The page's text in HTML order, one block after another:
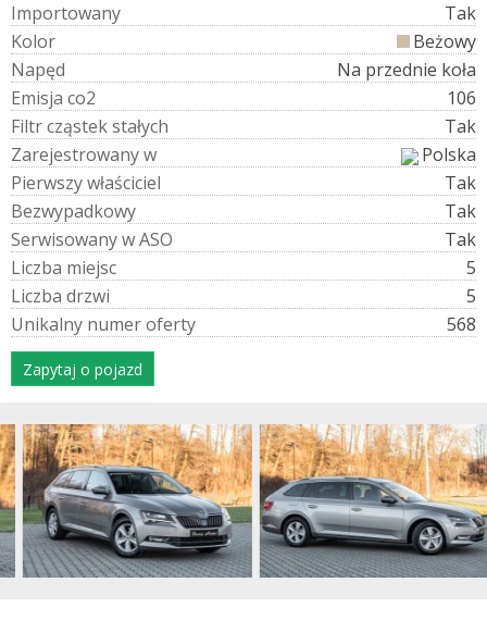
Importowany
Tak
Kolor
Beżowy
Napęd
Na przednie koła
Emisja co2
106
Filtrcząstekstałych
Tak
Zarejestrowanyw
Polska
Pierwszywłaściciel
Tak
Bezwypadkowy
Tak
SerwisowanywASO
Tak
Liczba miejsc
5
Liczba drzwi
5
Unikalny numeroferty 568
Zapytaj o pojazd